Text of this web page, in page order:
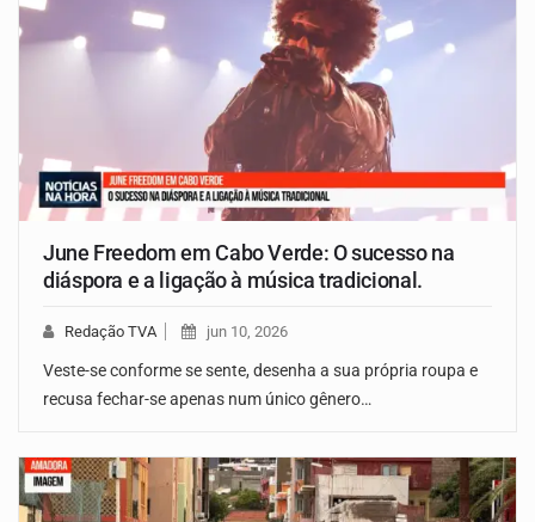
June Freedom em Cabo Verde: O sucesso na
diáspora e a ligação à música tradicional.
Redação TVA jun 10, 2026
Veste-se conforme se sente, desenha a sua própria roupa e
recusa fechar-se apenas num único gênero…